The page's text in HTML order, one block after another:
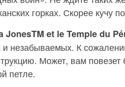
горках. Скорее кучу
JonesTM et le Temple du
и незабываемых. К
Может, вам
петле.